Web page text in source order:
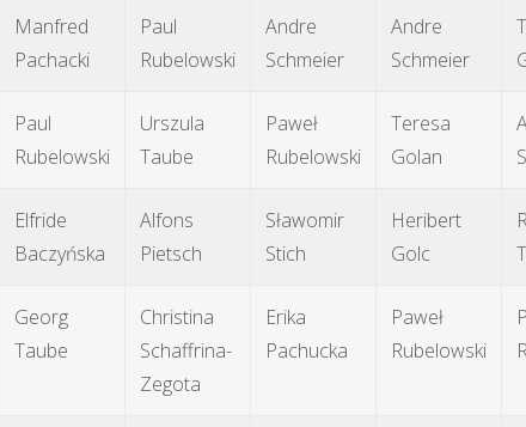
Manfred
Pachacki
Paul
Rubelowski
Andre
Schmeier
Andre
Schmeier
Paul
Rubelowski
Urszula
Taube
Paweł
Rubelowski
Teresa
Golan
Elfride
Baczyńska
Alfons
Pietsch
Sławomir
Stich
Heribert
Golc
Georg
Taube
Christina
Schaffrina-
Zegota
Erika
Pachucka
Paweł
Rubelowski